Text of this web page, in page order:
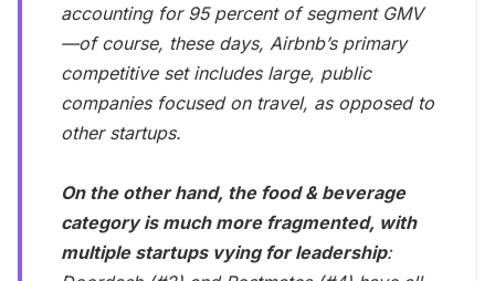
accounting for 95 percent of segment GMV
—of course, these days, Airbnb’s primary
competitive set includes large, public
companies focused on travel, as opposed to
other startups.
On the other hand, the food & beverage
category is much more fragmented, with
multiple startups vying for leadership: